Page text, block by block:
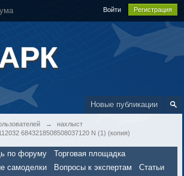
Войти Регистрация
Новые публикации
→
нахлыст
6843218508508037120 N (1) (копия)
по форуму
Торговая площадка
самоделки
Вопросы к экспертам
Статьи